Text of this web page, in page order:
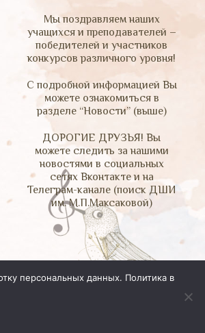
Мы поздравляем наших
учащихся и преподавателей –
победителей и участников
конкурсов различного уровня!
С подробной информацией Вы
можете ознакомиться в
разделе “Новости” (выше)
ДОРОГИЕ ДРУЗЬЯ! Вы
можете следить за нашими
новостями в социальных
сетях Вконтакте и на
Телеграм-канале (поиск ДШИ
им. М.П.Максаковой)
персональных данных. Политика в